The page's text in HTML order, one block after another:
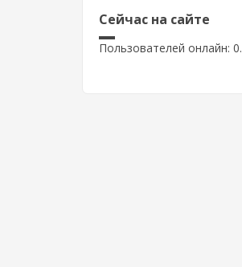
Сейчас на сайте
Пользователей онлайн: 0.